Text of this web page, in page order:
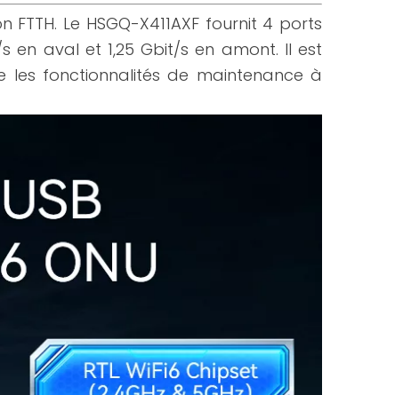
Le HSGQ-X411AXF fournit 4 ports
s en aval et 1,25 Gbit/s en amont. Il est
fonctionnalités de maintenance à